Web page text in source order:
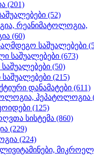
(201)
(52)
რეანიმატოლოგია,
(60)
საშუალებები
საშუალებები (673)
(50)
საშუალებები (215)
დანამატები (611)
ჰეპატოლოგია
(125)
სისტემა (860)
(229)
(224)